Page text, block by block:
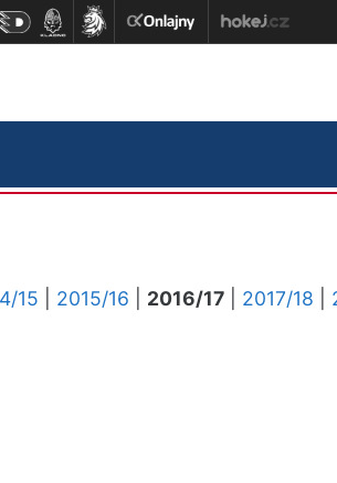
15 2015/16 2016/17 2017/18